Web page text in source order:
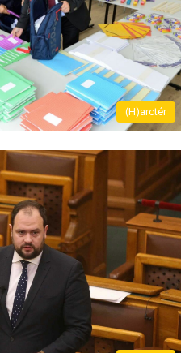
(H)arctér